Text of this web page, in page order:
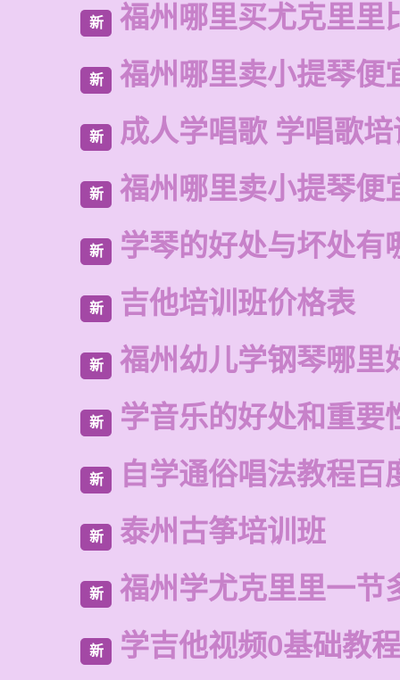
新 福州哪里买尤克里里
新 福州哪里卖小提琴便
新 成人学唱歌 学唱歌培
新 福州哪里卖小提琴便
新 学琴的好处与坏处有
新 吉他培训班价格表
新 福州幼儿学钢琴哪里
新 学音乐的好处和重要
新 自学通俗唱法教程百
新 泰州古筝培训班
新 福州学尤克里里一节
新 学吉他视频0基础教程